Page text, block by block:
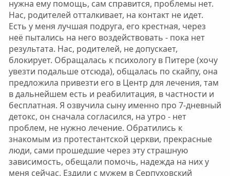
нужна ему помощь, сам справится, проблемы нет.
Нас, родителей отталкивает, на контакт не идет.
Есть у меня лучшая подруга, его крестная, через
неё пытались на него воздействовать - пока нет
результата. Нас, родителей, не допускает,
блокирует. Обращалась к психологу в Питере (хочу
увезти подальше отсюда), общалась по скайпу, она
предложила привезти его в Центр для лечения, там
в дальнейшем есть и реабилитация, в частности и
бесплатная. Я озвучила сыну именно про 7-дневный
детокс, он сначала согласился, на утро - нет
проблем, не нужно лечение. Обратились к
знакомым из протестантской церкви, прекрасные
люди, сами прошедшие через эту страшную
зависимость, обещали помочь, надежда на них у
меня сейчас. Ездили с мужем в Серпуховский